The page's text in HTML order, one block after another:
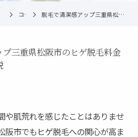
コラム 脱毛で清潔感アップ三重県松阪市のヒゲ脱毛料金や効果を徹底解説
三重県松阪市のヒゲ脱毛料金
や肌荒れを感じたことはありませ
阪市でもヒゲ脱毛への関心が高ま